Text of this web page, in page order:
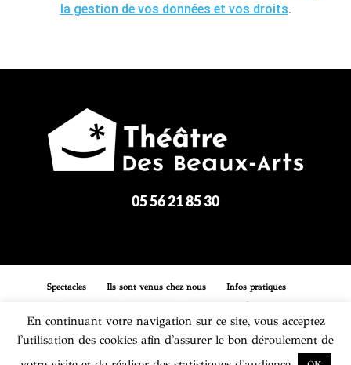
la gestion de vos données et vos droits.
05 56 21 85 30
Spectacles Ils sont venus chez nous
Infos pratiques
Contact
Mentions légales Plan du site
En continuant votre navigation sur ce site, vous acceptez
l'utilisation des cookies afin d'assurer le bon déroulement de